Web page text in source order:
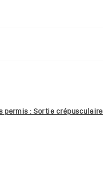
permis : Sortie crépusculaire